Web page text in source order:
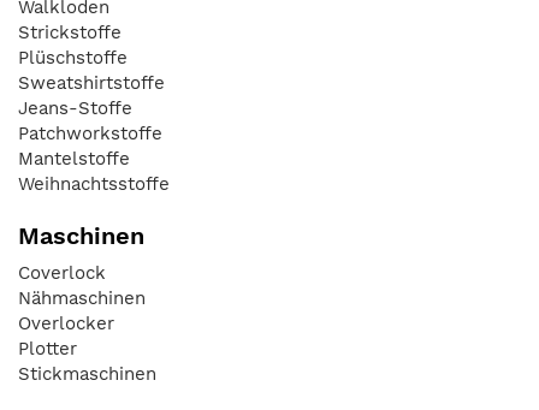
Walkloden
Strickstoffe
Plüschstoffe
Sweatshirtstoffe
Jeans-Stoffe
Patchworkstoffe
Mantelstoffe
Weihnachtsstoffe
Maschinen
Coverlock
Nähmaschinen
Overlocker
Plotter
Stickmaschinen